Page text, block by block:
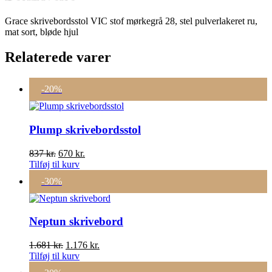
Grace skrivebordsstol VIC stof mørkegrå 28, stel pulverlakeret ru,
mat sort, bløde hjul
Relaterede varer
-20%
Plump skrivebordsstol
837kr. Den
oprindelige
var:
837 kr..
670 kr.
670 kr..
Tilføj til kurv
-30%
Neptun skrivebord
1.681kr. Den
oprindelige
1.176 kr.
Tilføj til kurv